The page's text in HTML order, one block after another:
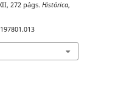
272 págs. Histórica,